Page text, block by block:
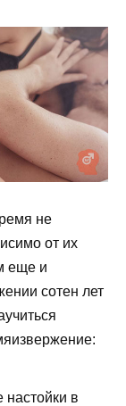
не
от их
еще и
сотен лет
настойки в